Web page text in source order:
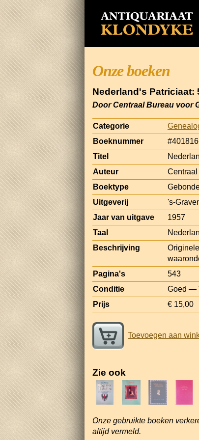
Onze boeken
Nederland's Patriciaat:
Door Centraal Bureau voor
Categorie
Boeknummer
Titel
Auteur
Boektype
Uitgeverij
's-
Jaar van uitgave
1957
Taal
Beschrijving
Pagina's
543
Conditie
Goed —
Prijs
€ 15,00
Toevoegen aan
Zie ook
Onze gebruikte boeken
altijd vermeld.